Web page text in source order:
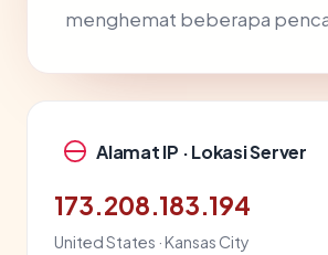
menghemat beberapa
Alamat IP · Lokasi Server
173.208.183.194
United States · Kansas City